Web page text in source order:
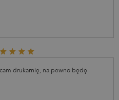
drukarnię, na pewno będę